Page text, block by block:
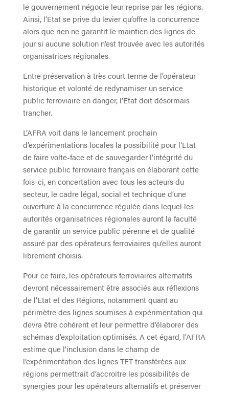
le gouvernement négocie leur reprise par les régions.
Ainsi, l’Etat se prive du levier qu’offre la concurrence
alors que rien ne garantit le maintien des lignes de
jour si aucune solution n’est trouvée avec les autorités
organisatrices régionales.
Entre préservation à très court terme de l’opérateur
historique et volonté de redynamiser un service
public ferroviaire en danger, l’Etat doit désormais
trancher.
L’AFRA voit dans le lancement prochain
d’expérimentations locales la possibilité pour l’Etat
de faire volte-face et de sauvegarder l’intégrité du
service public ferroviaire français en élaborant cette
fois-ci, en concertation avec tous les acteurs du
secteur, le cadre légal, social et technique d’une
ouverture à la concurrence régulée dans lequel les
autorités organisatrices régionales auront la faculté
de garantir un service public pérenne et de qualité
assuré par des opérateurs ferroviaires qu’elles auront
librement choisis.
Pour ce faire, les opérateurs ferroviaires alternatifs
devront nécessairement être associés aux réflexions
de l’Etat et des Régions, notamment quant au
périmètre des lignes soumises à expérimentation qui
devra être cohérent et leur permettre d’élaborer des
schémas d’exploitation optimisés. A cet égard, l’AFRA
estime que l’inclusion dans le champ de
l’expérimentation des lignes TET transférées aux
régions permettrait d’accroitre les possibilités de
synergies pour les opérateurs alternatifs et préserver